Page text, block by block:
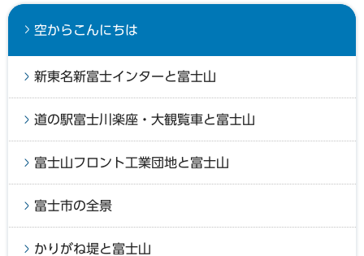
空からこんにちは
新東名新富士インターと富士山
道の駅富士川楽座・大観覧車と富士山
富士山フロント工業団地と富士山
富士市の全景
かりがね堤と富士山